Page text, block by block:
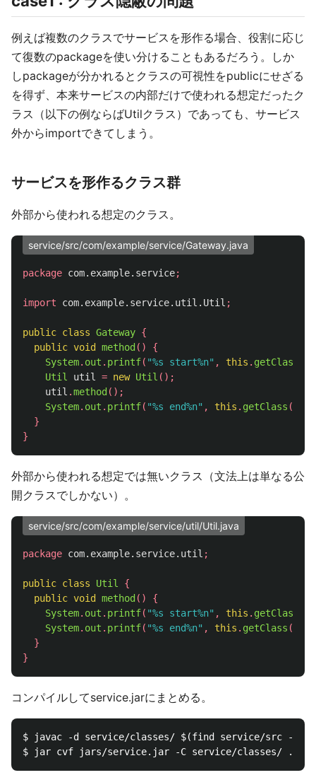
例えば複数のクラスでサービスを形作る場合、役割に応じ
て復数のpackageを使い分けることもあるだろう。しか
しpackageが分かれるとクラスの可視性をpublicにせざる
を得ず、本来サービスの内部だけで使われる想定だったク
ラス（以下の例ならばUtilクラス）であっても、サービス
外からimportできてしまう。
サービスを形作るクラス群
外部から使われる想定のクラス。
service/src/com/example/service/Gateway.java
package com.example.service;
import com.example.service.util.Util ;
public class Gateway {
public void method ()
{
System. out . printf( "%s start%n" , this . getClass
Util
util = new Util ();
util .method ();
System. out . printf( "%s end%n" , this . getClass ().
}
}
外部から使われる想定では無いクラス（文法上は単なる公
開クラスでしかない）。
service/src/com/example/service/util/Util.java
package com.example.service.util ;
public class Util
{
public void method ()
{
System. out . printf( "%s start%n" , this . getClass
System. out . printf( "%s end%n" , this . getClass ().
}
}
コンパイルしてservice.jarにまとめる。
$ javac -d service/classes/ $(find service/src -